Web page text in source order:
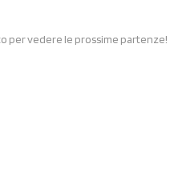
per vedere le prossime partenze!